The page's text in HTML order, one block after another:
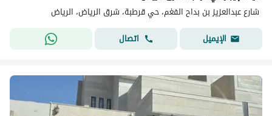
شارع عبدالعزيز بن بداح الفغم، حي قرطبة، شرق الرياض، الرياض
الإيميل
اتصال